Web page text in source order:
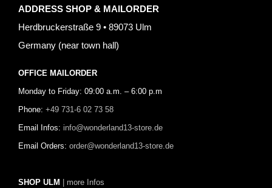
ADDRESS SHOP & MAILORDER
Herdbruckerstraße 9 • 89073 Ulm
Germany (near town hall)
OFFICE MAILORDER
Monday to Friday: 09:00 a.m. – 6:00 p.m
Phone: +49 731-6 02 73 58
Email Infos: info@wonderland13-store.de
Email Orders: order@wonderland13-store.de
SHOP ULM | more Infos